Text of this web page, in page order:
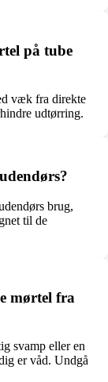
på tube
væk fra direkte
udtørring.
brug,
til de
mørtel fra
svamp eller en
er våd. Undgå